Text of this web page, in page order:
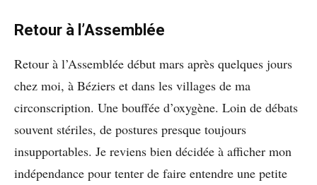
Retour à l’Assemblée
Retour à l’Assemblée début mars après quelques jours
chez moi, à Béziers et dans les villages de ma
circonscription. Une bouffée d’oxygène. Loin de débats
souvent stériles, de postures presque toujours
insupportables. Je reviens bien décidée à afficher mon
indépendance pour tenter de faire entendre une petite